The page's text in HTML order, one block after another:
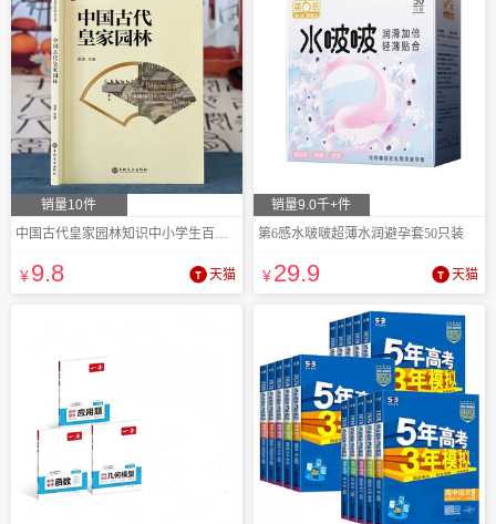
销量10件
中国古代皇家园林知识中小学生百科课外读物
¥9.8 天猫
销量9.0千+件
第6感水啵啵超薄水润避孕套50只装
¥29.9 天猫